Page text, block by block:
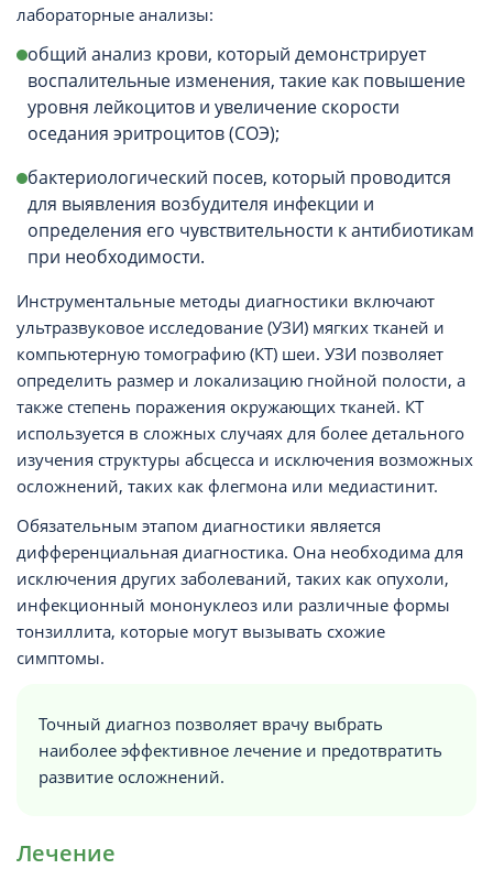
лабораторные анализы:
общий анализ крови, который демонстрирует
воспалительные изменения, такие как повышение
уровня лейкоцитов и увеличение скорости
оседания эритроцитов (СОЭ);
бактериологический посев, который проводится
для выявления возбудителя инфекции и
определения его чувствительности к антибиотикам
при необходимости.
Инструментальные методы диагностики включают
ультразвуковое исследование (УЗИ) мягких тканей и
компьютерную томографию (КТ) шеи. УЗИ позволяет
определить размер и локализацию гнойной полости, а
также степень поражения окружающих тканей. КТ
используется в сложных случаях для более детального
изучения структуры абсцесса и исключения возможных
осложнений, таких как флегмона или медиастинит.
Обязательным этапом диагностики является
дифференциальная диагностика. Она необходима для
исключения других заболеваний, таких как опухоли,
инфекционный мононуклеоз или различные формы
тонзиллита, которые могут вызывать схожие
симптомы.
Точный диагноз позволяет врачу выбрать
наиболее эффективное лечение и предотвратить
развитие осложнений.
Лечение